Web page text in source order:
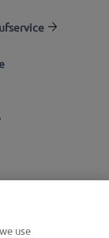
use